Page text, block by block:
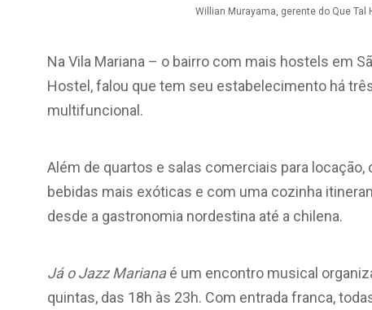
Willian Murayama, gerente do Que Tal
Na Vila Mariana – o bairro com mais hostels em
Hostel, falou que tem seu estabelecimento há
multifuncional.
Além de quartos e salas comerciais para
bebidas mais exóticas e com uma cozinha
desde a gastronomia nordestina até a chilena.
Já o Jazz Marianaé um encontro musical
quintas, das 18h às 23h. Com entrada franca,